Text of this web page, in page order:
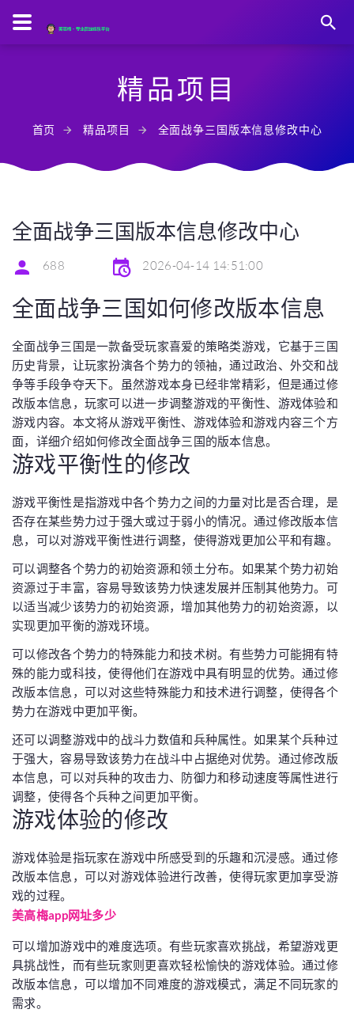
精品项目
首页 精品项目 全面战争三国版本信息修改中心
全面战争三国版本信息修改中心
688 2026-04-14 14:51:00
全面战争三国如何修改版本信息
全面战争三国是一款备受玩家喜爱的策略类游戏，它基于三国
历史背景，让玩家扮演各个势力的领袖，通过政治、外交和战
争等手段争夺天下。虽然游戏本身已经非常精彩，但是通过修
改版本信息，玩家可以进一步调整游戏的平衡性、游戏体验和
游戏内容。本文将从游戏平衡性、游戏体验和游戏内容三个方
面，详细介绍如何修改全面战争三国的版本信息。
游戏平衡性的修改
游戏平衡性是指游戏中各个势力之间的力量对比是否合理，是
否存在某些势力过于强大或过于弱小的情况。通过修改版本信
息，可以对游戏平衡性进行调整，使得游戏更加公平和有趣。
可以调整各个势力的初始资源和领土分布。如果某个势力初始
资源过于丰富，容易导致该势力快速发展并压制其他势力。可
以适当减少该势力的初始资源，增加其他势力的初始资源，以
实现更加平衡的游戏环境。
可以修改各个势力的特殊能力和技术树。有些势力可能拥有特
殊的能力或科技，使得他们在游戏中具有明显的优势。通过修
改版本信息，可以对这些特殊能力和技术进行调整，使得各个
势力在游戏中更加平衡。
还可以调整游戏中的战斗力数值和兵种属性。如果某个兵种过
于强大，容易导致该势力在战斗中占据绝对优势。通过修改版
本信息，可以对兵种的攻击力、防御力和移动速度等属性进行
调整，使得各个兵种之间更加平衡。
游戏体验的修改
游戏体验是指玩家在游戏中所感受到的乐趣和沉浸感。通过修
改版本信息，可以对游戏体验进行改善，使得玩家更加享受游
戏的过程。
美高梅app网址多少
可以增加游戏中的难度选项。有些玩家喜欢挑战，希望游戏更
具挑战性，而有些玩家则更喜欢轻松愉快的游戏体验。通过修
改版本信息，可以增加不同难度的游戏模式，满足不同玩家的
需求。